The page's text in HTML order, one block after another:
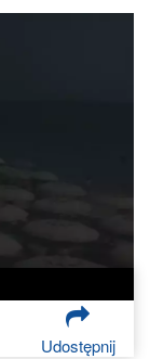
Udostępnij